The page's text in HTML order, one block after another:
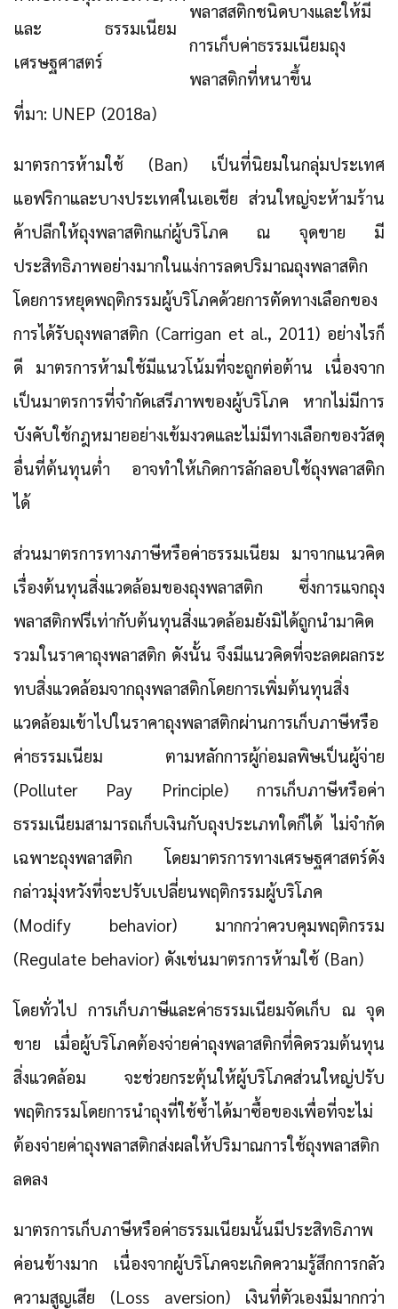
และ
เศรษฐศาสตร์
ธรรมเนียม
พลาสสติกชนิดบางและให้มี
การเก็บค่าธรรมเนียมถุง
พลาสติกที่หนาขึ้น
ที่มา: UNEP (2018a)
มาตรการห้ามใช้ (Ban) เป็นที่นิยมในกลุ่มประเทศ
แอฟริกาและบางประเทศในเอเชีย ส่วนใหญ่จะห้ามร้าน
ค้าปลีกให้ถุงพลาสติกแก่ผู้บริโภค ณ จุดขาย มี
ประสิทธิภาพอย่างมากในแง่การลดปริมาณถุงพลาสติก
โดยการหยุดพฤติกรรมผู้บริโภคด้วยการตัดทางเลือกของ
การได้รับถุงพลาสติก (Carrigan et al., 2011) อย่างไรก็
ดี มาตรการห้ามใช้มีแนวโน้มที่จะถูกต่อต้าน เนื่องจาก
เป็นมาตรการที่จำกัดเสรีภาพของผู้บริโภค หากไม่มีการ
บังคับใช้กฎหมายอย่างเข้มงวดและไม่มีทางเลือกของวัสดุ
อื่นที่ต้นทุนต่ำ อาจทำให้เกิดการลักลอบใช้ถุงพลาสติก
ได้
ส่วนมาตรการทางภาษีหรือค่าธรรมเนียม มาจากแนวคิด
เรื่องต้นทุนสิ่งแวดล้อมของถุงพลาสติก ซึ่งการแจกถุง
พลาสติกฟรีเท่ากับต้นทุนสิ่งแวดล้อมยังมิได้ถูกนำมาคิด
รวมในราคาถุงพลาสติก ดังนั้น จึงมีแนวคิดที่จะลดผลกระ
ทบสิ่งแวดล้อมจากถุงพลาสติกโดยการเพิ่มต้นทุนสิ่ง
แวดล้อมเข้าไปในราคาถุงพลาสติกผ่านการเก็บภาษีหรือ
ค่าธรรมเนียม ตามหลักการผู้ก่อมลพิษเป็นผู้จ่าย
(Polluter Pay Principle) การเก็บภาษีหรือค่า
ธรรมเนียมสามารถเก็บเงินกับถุงประเภทใดก็ได้ ไม่จำกัด
เฉพาะถุงพลาสติก โดยมาตรการทางเศรษฐศาสตร์ดัง
กล่าวมุ่งหวังที่จะปรับเปลี่ยนพฤติกรรมผู้บริโภค
(Modify behavior) มากกว่าควบคุมพฤติกรรม
(Regulate behavior) ดังเช่นมาตรการห้ามใช้ (Ban)
โดยทั่วไป การเก็บภาษีและค่าธรรมเนียมจัดเก็บ ณ จุด
ขาย เมื่อผู้บริโภคต้องจ่ายค่าถุงพลาสติกที่คิดรวมต้นทุน
สิ่งแวดล้อม จะช่วยกระตุ้นให้ผู้บริโภคส่วนใหญ่ปรับ
พฤติกรรมโดยการนำถุงที่ใช้ซ้ำได้มาซื้อของเพื่อที่จะไม่
ต้องจ่ายค่าถุงพลาสติกส่งผลให้ปริมาณการใช้ถุงพลาสติก
ลดลง
มาตรการเก็บภาษีหรือค่าธรรมเนียมนั้นมีประสิทธิภาพ
ค่อนข้างมาก เนื่องจากผู้บริโภคจะเกิดความรู้สึกการกลัว
ความสูญเสีย (Loss aversion) เงินที่ตัวเองมีมากกว่า